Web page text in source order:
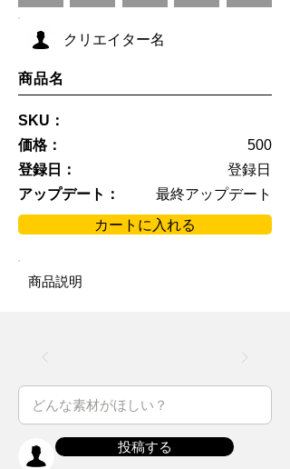
クリエイター名
商品名
SKU：
価格：
500
登録日：
登録日
アップデート：
最終アップデート
カートに入れる
商品説明
投稿する